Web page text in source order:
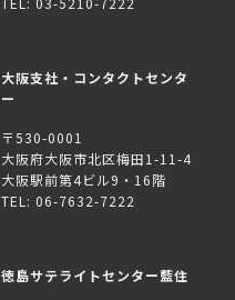
大阪支社・コンタクトセンタ
ー
〒530-0001
大阪府大阪市北区梅田1-11-4
大阪駅前第4ビル9・16階
TEL: 06-7632-7222
徳島サテライトセンター藍住